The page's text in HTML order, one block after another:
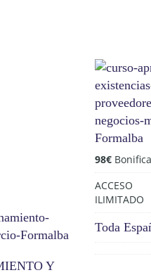
Y
98€
ACCESO
ILIMITADO
Toda